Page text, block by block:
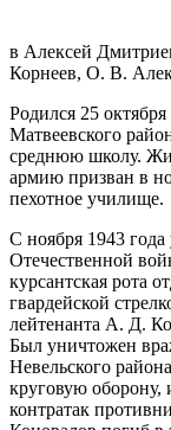
в Алексей
Корнеев, О. В.
Родился 25
Матвеевского
среднюю школу.
армию призван в
пехотное училище.
С ноября 1943
Отечественной
курсантская рота
гвардейской
лейтенанта А. Д.
Был уничтожен
Невельского
круговую оборону,
контратак